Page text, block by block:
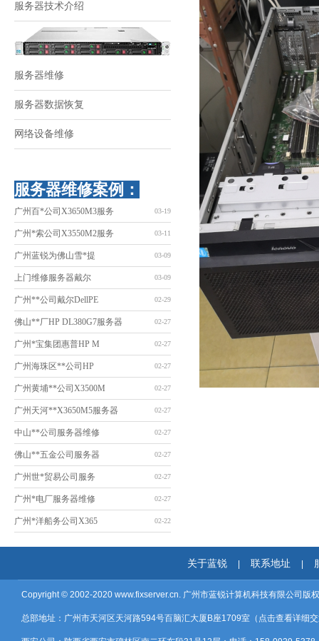
服务器技术介绍
服务器维修
服务器数据恢复
网络设备维修
服务器维修案例：
广州百*公司X3650M3服务 03-19
广州*索公司X3550M2服务 03-11
广州蓝锐为佛山雪*提 03-09
上门维修服务器戴尔 03-09
广州**公司戴尔DellPE 02-29
佛山**厂HP DL380G7服务器 02-27
广州*宝集团惠普HP M 02-27
广州海珠区**公司HP 02-27
广州黄埔**公司X3500M 02-27
广州天河**X3650M5服务器 02-27
中山**公司服务器维修 02-27
佛山**五金公司服务器 02-27
广州世*贸易公司服务 02-27
广州*电厂服务器维修 02-27
广州*洋船务公司X365 02-22
关于蓝锐 联系地址
Copyright © 2002-2020 www.fixserver.cn. 广州市蓝锐计算机科技有限公司版
总部地址：广州市天河区天河路594号百脑汇大厦B座1709室（ 点击查看详细